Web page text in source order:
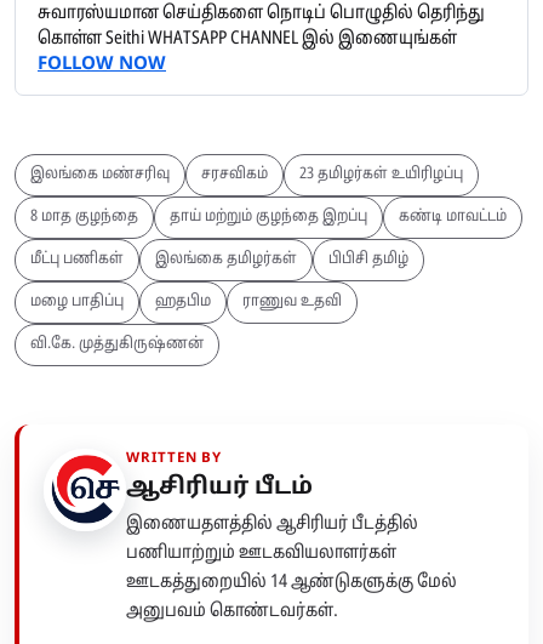
சுவாரஸ்யமான செய்திகளை நொடிப் பொழுதில் தெரிந்து
கொள்ள Seithi WHATSAPP CHANNEL இல் இணையுங்கள்
FOLLOW NOW
இலங்கை மண்சரிவு சரசவிகம் 23 தமிழர்கள் உயிரிழப்பு
8 மாத குழந்தை தாய் மற்றும் குழந்தை இறப்பு கண்டி மாவட்டம்
மீட்பு பணிகள் இலங்கை தமிழர்கள் பிபிசி தமிழ்
மழை பாதிப்பு ஹதபிம ராணுவ உதவி
வி.கே. முத்துகிருஷ்ணன்
WRITTEN BY
ஆசிரியர் பீடம்
இணையதளத்தில் ஆசிரியர் பீடத்தில்
பணியாற்றும் ஊடகவியலாளர்கள்
ஊடகத்துறையில் 14 ஆண்டுகளுக்கு மேல்
அனுபவம் கொண்டவர்கள்.